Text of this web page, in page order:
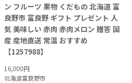
ン フルーツ 果物 くだもの 北海道 富
良野市 富良野 ギフト プレゼント 人
気 美味しい 赤肉 赤肉メロン 贈答 国
産 産地直送 常温 おすすめ
【1257988】
16,000円
北海道富良野市